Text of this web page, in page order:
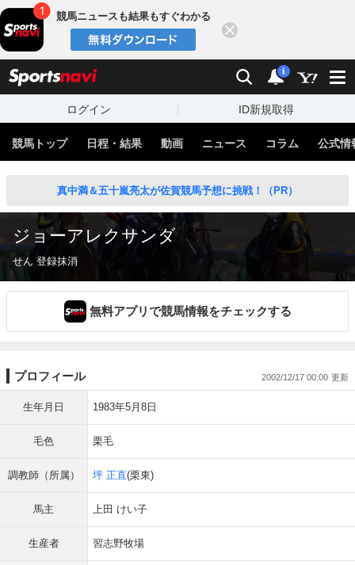
競馬ニュースも結果もすぐわかる
検索 通知
i
ログイン ID新規取得
競馬トップ 日程・結果 動画 ニュース コラム 公式情
真中満＆五十嵐亮太が佐賀競馬予想に挑戦！（PR）
ジョーアレクサンダ
せん 登録抹消
無料アプリで競馬情報をチェックする
プロフィール 2002/12/17 00:00
生年月日 1983年5月8日
毛色 栗毛
調教師（所属） 坪 正直(栗東)
馬主 上田 けい子
生産者 習志野牧場